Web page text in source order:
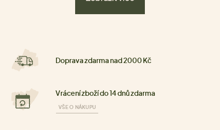
Doprava zdarma nad 2000 Kč
Vrácení zboží do 14 dnů zdarma
VŠE O NÁKUPU